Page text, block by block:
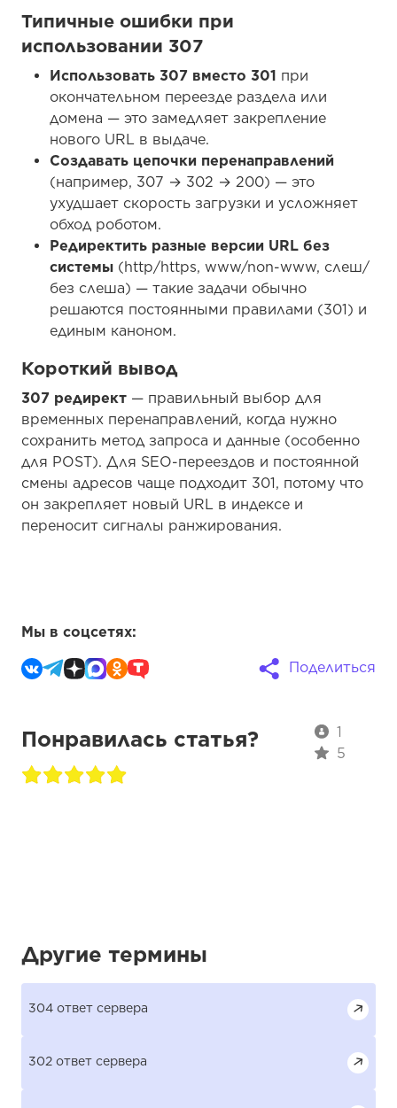
Типичные ошибки при
использовании 307
Использовать 307 вместо 301 при
окончательном переезде раздела или
домена — это замедляет закрепление
нового URL в выдаче.
Создавать цепочки перенаправлений
(например, 307 → 302 → 200) — это
ухудшает скорость загрузки и усложняет
обход роботом.
Редиректить разные версии URL без
системы (http/https, www/non-www, слеш/
без слеша) — такие задачи обычно
решаются постоянными правилами (301) и
единым каноном.
Короткий вывод
307 редирект — правильный выбор для
временных перенаправлений, когда нужно
сохранить метод запроса и данные (особенно
для POST). Для SEO-переездов и постоянной
смены адресов чаще подходит 301, потому что
он закрепляет новый URL в индексе и
переносит сигналы ранжирования.
Мы в соцсетях:
Поделиться
Понравилась статья?
1
5
Другие термины
304 ответ сервера
302 ответ сервера